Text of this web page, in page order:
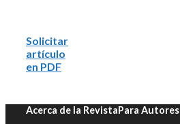
Solicitar
artículo
en PDF
Acerca de la RevistaPara Autores